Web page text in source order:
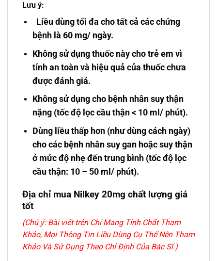
Lưu ý:
Liều dùng tối đa cho tất cả các chứng
bệnh là 60 mg/ ngày.
Không sử dụng thuốc này cho trẻ em vì
tính an toàn và hiệu quả của thuốc chưa
được đánh giá.
Không sử dụng cho bệnh nhân suy thận
nặng (tốc độ lọc cầu thận < 10 ml/ phút).
Dùng liều thấp hơn (như dùng cách ngày)
cho các bệnh nhân suy gan hoặc suy thận
ở mức độ nhẹ đến trung bình (tốc độ lọc
cầu thận: 10 – 50 ml/ phút).
Địa chỉ mua Nilkey 20mg chất lượng giá
tốt
(Chú ý: Bài viết trên Chỉ Mang Tính Chất Tham
Khảo, Mọi Thông Tin Liều Dùng Cụ Thể Nên Tham
Khảo Và Sử Dụng Theo Chỉ Định Của Bác Sĩ.)